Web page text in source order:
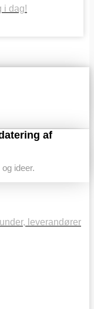
i dag!
af
ideer.
leverandører